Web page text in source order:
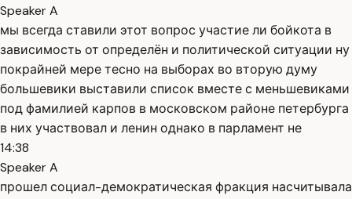
Speaker A
мы всегда ставили этот вопрос участие ли бойкота в
зависимость от определён и политической ситуации ну
покрайней мере тесно на выборах во вторую думу
большевики выставили список вместе с меньшевиками
под фамилией карпов в московском районе петербурга
в них участвовал и ленин однако в парламент не
14:38
Speaker A
прошел социал-демократическая фракция насчитывала